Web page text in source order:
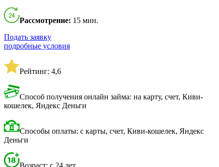
Рассмотрение: 15 мин.
Подать заявку
подробные условия
Рейтинг: 4,6
Способ получения онлайн займа: на карту, счет, Киви-
кошелек, Яндекс Деньги
Способы оплаты: с карты, счет, Киви-кошелек, Яндекс
Деньги